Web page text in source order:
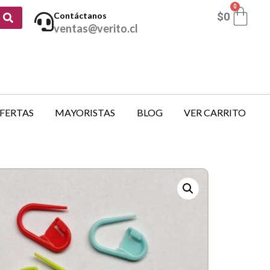
Contáctanos
ventas@verito.cl
$0
0
MAYORISTAS BLOG VER CARRITO